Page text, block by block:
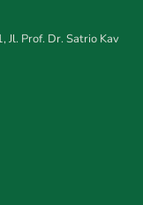
Jl. Prof. Dr. Satrio Kav